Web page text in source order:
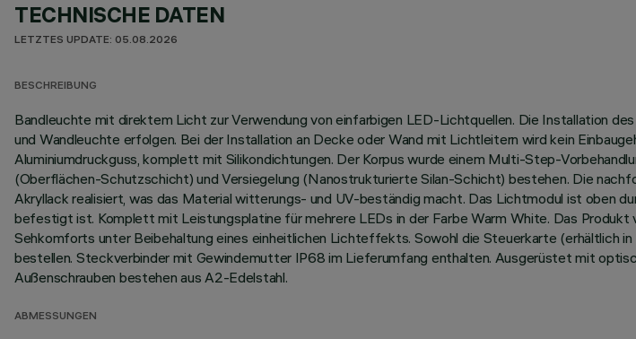
TECHNISCHE DATEN
LETZTES UPDATE: 05.08.2026
BESCHREIBUNG
Bandleuchte mit direktem Licht zur Verwendung von einfarbigen LED-Lichtquellen. Die Installation
und Wandleuchte erfolgen. Bei der Installation an Decke oder Wand mit Lichtleitern wird kein
Aluminiumdruckguss, komplett mit Silikondichtungen. Der Korpus wurde einem Multi-Step-
(Oberflächen-Schutzschicht) und Versiegelung (Nanostrukturierte Silan-Schicht) bestehen. Die
Akryllack realisiert, was das Material witterungs- und UV-beständig macht. Das Lichtmodul ist oben
befestigt ist. Komplett mit Leistungsplatine für mehrere LEDs in der Farbe Warm White. Das
Sehkomforts unter Beibehaltung eines einheitlichen Lichteffekts. Sowohl die Steuerkarte (erhältlich
bestellen. Steckverbinder mit Gewindemutter IP68 im Lieferumfang enthalten. Ausgerüstet mit
Außenschrauben bestehen aus A2-Edelstahl.
ABMESSUNGEN